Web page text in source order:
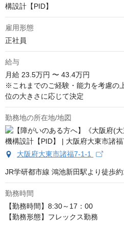
構設計【PID】
雇用形態
正社員
給与
月給 23.5万円 〜 43.4万円
※これまでのご経験・能力を考慮の
位の大きさに応じて決定
勤務地の所在地/地図
大阪府大東市諸福7-1-1
JR学研都市線 鴻池新田駅より徒歩
勤務時間
【勤務時間】8:30～17：00
【勤務形態】フレックス勤務